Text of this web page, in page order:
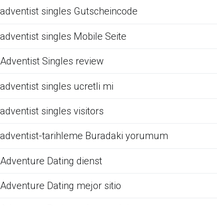
adventist singles Gutscheincode
adventist singles Mobile Seite
Adventist Singles review
adventist singles ucretli mi
adventist singles visitors
adventist-tarihleme Buradaki yorumum
Adventure Dating dienst
Adventure Dating mejor sitio